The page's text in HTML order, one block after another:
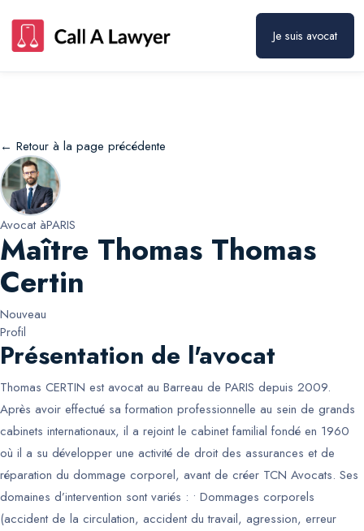
Je suis avocat
← Retour à la page précédente
Avocat àPARIS
Maître Thomas Thomas
Certin
Nouveau
Profil
Présentation de l'avocat
Thomas CERTIN est avocat au Barreau de PARIS depuis 2009.
Après avoir effectué sa formation professionnelle au sein de grands
cabinets internationaux, il a rejoint le cabinet familial fondé en 1960
où il a su développer une activité de droit des assurances et de
réparation du dommage corporel, avant de créer TCN Avocats. Ses
domaines d’intervention sont variés : • Dommages corporels
(accident de la circulation, accident du travail, agression, erreur